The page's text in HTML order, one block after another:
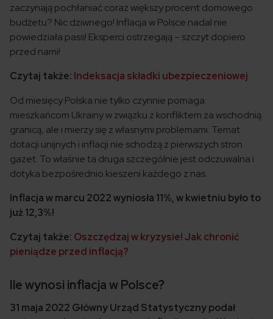
zaczynają pochłaniać coraz większy procent domowego
budżetu? Nic dziwnego! Inflacja w Polsce nadal nie
powiedziała pass! Eksperci ostrzegają – szczyt dopiero
przed nami!
Czytaj także: Indeksacja składki ubezpieczeniowej
Od miesięcy Polska nie tylko czynnie pomaga
mieszkańcom Ukrainy w związku z konfliktem za wschodnią
granicą, ale i mierzy się z własnymi problemami. Temat
dotacji unijnych i inflacji nie schodzą z pierwszych stron
gazet. To właśnie ta druga szczególnie jest odczuwalna i
dotyka bezpośrednio kieszeni każdego z nas.
Inflacja w marcu 2022 wyniosła 11%, w kwietniu było to
już 12,3%!
Czytaj także: Oszczędzaj w kryzysie! Jak chronić
pieniądze przed inflacją?
Ile wynosi inflacja w Polsce?
31 maja 2022 Główny Urząd Statystyczny podał